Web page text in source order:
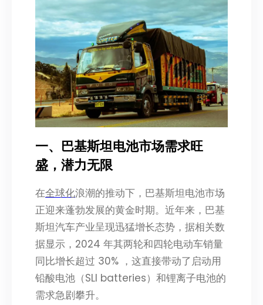
一、巴基斯坦电池市场需求旺
盛，潜力无限​
在全球化浪潮的推动下，巴基斯坦电池市场
正迎来蓬勃发展的黄金时期。近年来，巴基
斯坦汽车产业呈现迅猛增长态势，据相关数
据显示，2024 年其两轮和四轮电动车销量
同比增长超过 30% ，这直接带动了启动用
铅酸电池（SLI batteries）和锂离子电池的
需求急剧攀升。​